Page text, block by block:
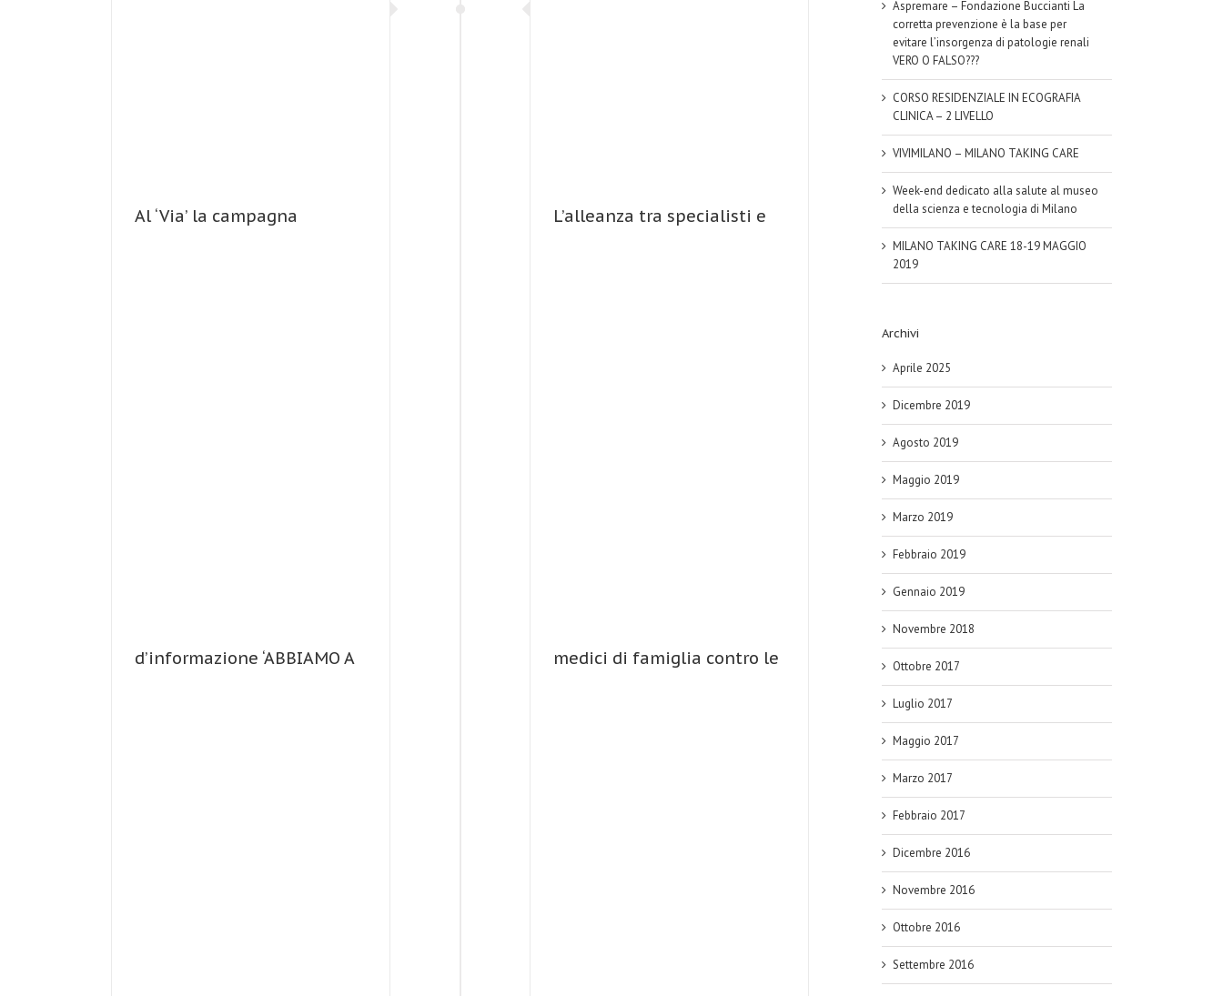
Al ‘Via’ la campagna
d’informazione ‘ABBIAMO A
L’alleanza tra specialisti e
medici di famiglia contro le
Aspremare – Fondazione Buccianti La
corretta prevenzione è la base per
evitare l’insorgenza di patologie renali
VERO O FALSO???
CORSO RESIDENZIALE IN ECOGRAFIA
CLINICA – 2 LIVELLO
VIVIMILANO – MILANO TAKING CARE
Week-end dedicato alla salute al museo
della scienza e tecnologia di Milano
MILANO TAKING CARE 18-19 MAGGIO
2019
Archivi
Aprile 2025
Dicembre 2019
Agosto 2019
Maggio 2019
Marzo 2019
Febbraio 2019
Gennaio 2019
Novembre 2018
Ottobre 2017
Luglio 2017
Maggio 2017
Marzo 2017
Febbraio 2017
Dicembre 2016
Novembre 2016
Ottobre 2016
Settembre 2016